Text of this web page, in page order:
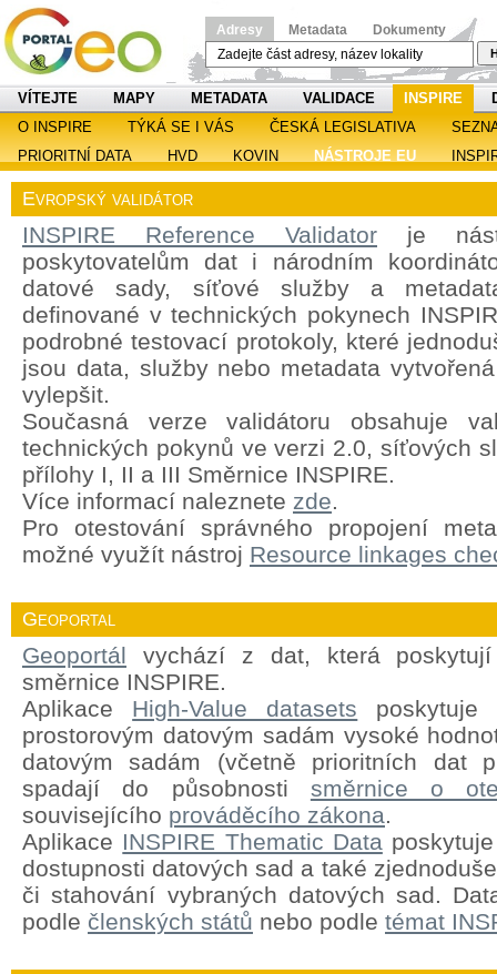
Adresy Metadata Dokumenty
VÍTEJTE MAPY METADATA VALIDACE INSPIRE
O INSPIRE
TÝKÁ SE I VÁS ČESKÁ LEGISLATIVA
PRIORITNÍ DATA
HVD KOVIN NÁSTROJE EU
Evropský validátor
INSPIRE Reference Validator je
poskytovatelům dat i národním
datové sady, síťové služby a
definované v technických pokynech
podrobné testovací protokoly, které
jsou data, služby nebo metadata
vylepšit.
Současná verze validátoru obsahuje
technických pokynů ve verzi 2.0, síťových
přílohy I, II a III Směrnice INSPIRE.
Více informací naleznete zde.
Pro otestování správného propojení
možné využít nástroj Resource linkages
Geoportal
Geoportál vychází z dat, která
směrnice INSPIRE.
Aplikace High-Value datasets
prostorovým datovým sadám vysoké
datovým sadám (včetně prioritních dat
spadají do působnosti směrnice o
souvisejícího prováděcího zákona.
Aplikace INSPIRE Thematic Dataposkytuje
dostupnosti datových sad a také
či stahování vybraných datových sad.
podle členských států nebo podle témat